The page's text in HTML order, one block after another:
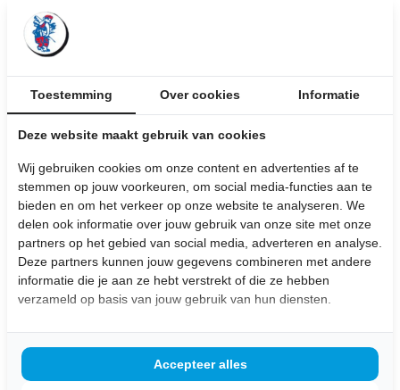
Interesse? Neem gerust contact met ons op of kom langs om de
partij zelf uit te zoeken.
Hardhouten vlonderplanken
Afmetingen: 18,5 x 2,5 x diverse lengtes
Bekijk de afbeeldingen
€ 9,50 per m¹
inclusief BTW
Stel hier je vraag over dit product:
Wij leverenmaatwerk producten uit eigen meubelmakerij
Bezorging aan huis
Gratis op te halen in de winkel (dinsdag t/m zaterdag
Klanten beoordelen ons met een4,7/5,0
Uitgelichte Producten
Toestemming Over cookies Informatie
Deze website maakt gebruik van cookies
Wij gebruiken cookies om onze content en advertenties af te
stemmen op jouw voorkeuren, om social media-functies aan te
bieden en om het verkeer op onze website te analyseren. We
delen ook informatie over jouw gebruik van onze site met onze
partners op het gebied van social media, adverteren en analyse.
Deze partners kunnen jouw gegevens combineren met andere
informatie die je aan ze hebt verstrekt of die ze hebben
verzameld op basis van jouw gebruik van hun diensten.
Accepteer alles